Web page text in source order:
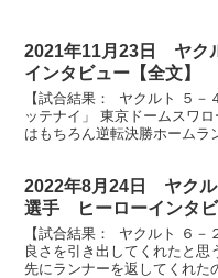
2021年11月23日 ヤク
インタビュー【全文】
【試合結果： ヤクルト ５－
ッテナイ」 東京ドームスワ
はもちろん逆転決勝ホームラ
2022年8月24日 ヤクル
選手 ヒーローインタビ
【試合結果： ヤクルト ６
良さを引き出してくれたと
先にランナーを返してくれた